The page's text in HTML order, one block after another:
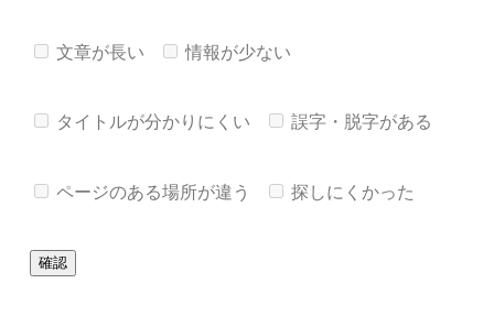
文章が長い 情報が少ない
タイトルが分かりにくい 誤字・脱字がある
ページのある場所が違う 探しにくかった